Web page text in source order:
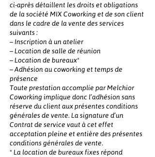
ci-après détaillent les droits et obligations
de la société MIX Coworking et de son client
dans le cadre de la vente des services
suivants :
– Inscription à un atelier
– Location de salle de réunion
– Location de bureaux*
– Adhésion au coworking et temps de
présence
Toute prestation accomplie par Melchior
Coworking implique donc l’adhésion sans
réserve du client aux présentes conditions
générales de vente. La signature d’un
Contrat de service vaut à cet effet
acceptation pleine et entière des présentes
conditions générales de vente.
* La location de bureaux fixes répond